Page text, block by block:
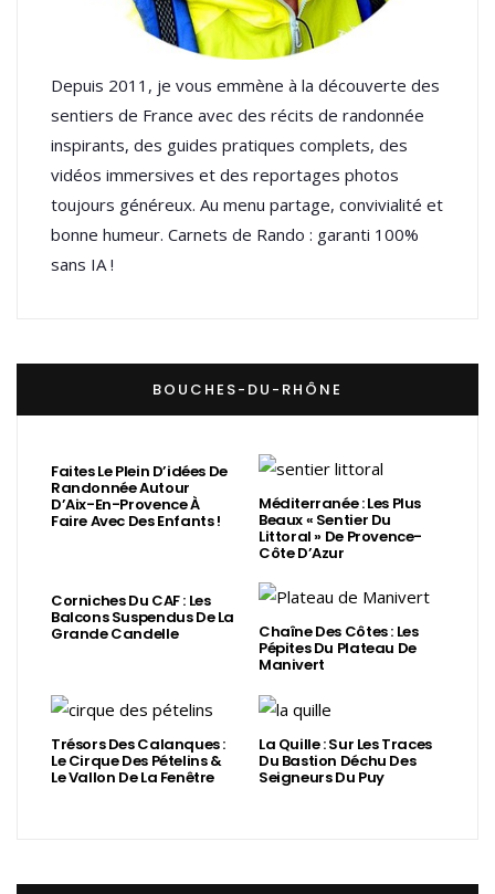
Depuis 2011, je vous emmène à la découverte des
sentiers de France avec des récits de randonnée
inspirants, des guides pratiques complets, des
vidéos immersives et des reportages photos
toujours généreux. Au menu partage, convivialité et
bonne humeur. Carnets de Rando : garanti 100%
sans IA !
BOUCHES-DU-RHÔNE
Faites Le Plein D’idées De
Randonnée Autour
D’Aix-En-Provence À
Faire Avec Des Enfants !
Méditerranée : Les Plus
Beaux « Sentier Du
Littoral » De Provence-
Côte D’Azur
Corniches Du CAF : Les
Balcons Suspendus De La
Grande Candelle Chaîne Des Côtes : Les
Pépites Du Plateau De
Manivert
Trésors Des Calanques :
Le Cirque Des Pételins &
Le Vallon De La Fenêtre
La Quille : Sur Les Traces
Du Bastion Déchu Des
Seigneurs Du Puy